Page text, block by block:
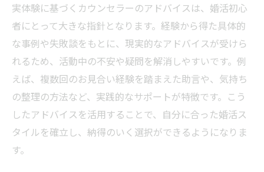
実体験に基づくカウンセラーのアドバイスは、婚活初心
者にとって大きな指針となります。経験から得た具体的
な事例や失敗談をもとに、現実的なアドバイスが受けら
れるため、活動中の不安や疑問を解消しやすいです。例
えば、複数回のお見合い経験を踏まえた助言や、気持ち
の整理の方法など、実践的なサポートが特徴です。こう
したアドバイスを活用することで、自分に合った婚活ス
タイルを確立し、納得のいく選択ができるようになりま
す。